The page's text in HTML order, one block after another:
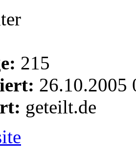
215
26.10.2005
geteilt.de